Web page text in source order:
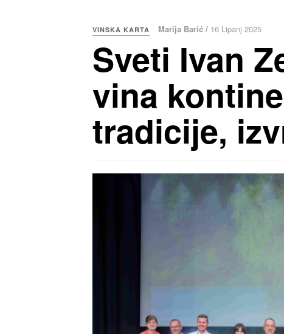
VINSKA KARTA Marija Barić / 16 Lipanj 2025
Sveti Ivan
vina
tradicije,